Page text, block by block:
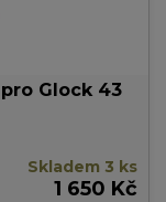
Glock 43
Skladem 3 ks
1 650 Kč